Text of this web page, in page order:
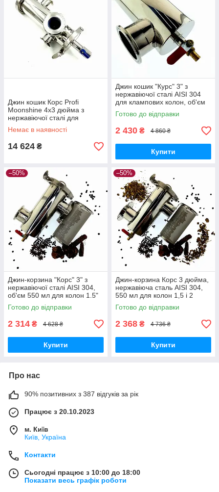
Джин кошик Корс Profi
Moonshine 4x3 дюйма з
нержавіючої сталі для
клампової колони, об'єм
1000 мл
Немає в наявності
14 624 ₴
Джин кошик "Курс" 3" з
нержавіючої сталі AISI 304
для клампових колон, об'єм
400 мл
Готово до відправки
2 430 ₴ 4 860 ₴
Купити
–50%
Джин-корзина "Корс" 3" з
нержавіючої сталі AISI 304,
об'єм 550 мл для колон 1.5"
Готово до відправки
2 314 ₴ 4 628 ₴
Купити
–50%
Джин-корзина Корс 3 дюйма,
нержавіюча сталь AISI 304,
550 мл для колон 1,5 і 2
дюйма з фланцем 90 мм
Готово до відправки
2 368 ₴ 4 736 ₴
Купити
Про нас
90% позитивних з 387 відгуків за рік
Працює з 20.10.2023
м. Київ
Київ, Україна
Контакти
Сьогодні працює з 10:00 до 18:00
Показати весь графік роботи